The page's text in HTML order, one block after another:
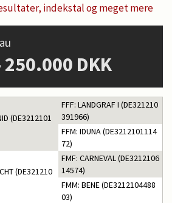
indekstal og meget mere
250.000 DKK
(DE3212101
FFF: LANDGRAF I (DE321210
391966)
FFM: IDUNA (DE3212101114
72)
(DE321210
FMF: CARNEVAL (DE3212106
14574)
FMM: BENE (DE3212104488
03)